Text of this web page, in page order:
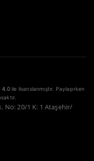
4.0 ile lisanslanmıştır. Paylaşırken
No: 20/1 K: 1 Ataşehir/